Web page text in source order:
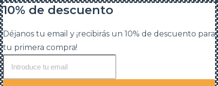
10% de descuento
Déjanos tu email y ¡recibirás un 10% de descuento para
tu primera compra!